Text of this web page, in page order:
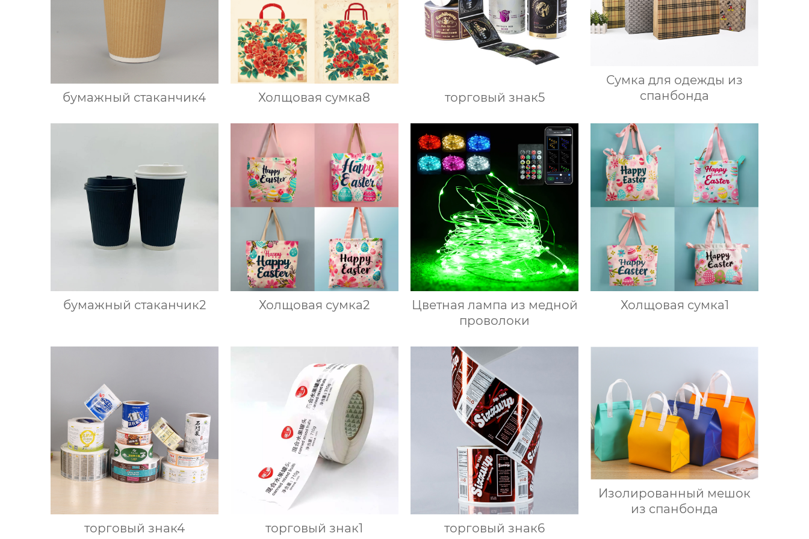
бумажный стаканчик4 Холщовая сумка8 торговый знак5
Сумка для одежды из
спанбонда
бумажный стаканчик2 Холщовая сумка2
Цветная лампа из медной
проволоки
Холщовая сумка1
торговый знак4 торговый знак1 торговый знак6
Изолированный мешок
из спанбонда